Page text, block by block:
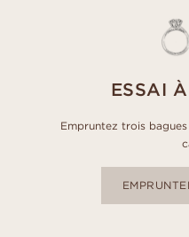
ESSAI
Empruntez trois